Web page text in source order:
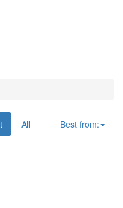
All Best from: